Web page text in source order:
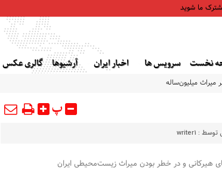
ما شوید
نخست سرویس ها اخبار ایران آرشیوها گالری عکس
میراث میلیون‌ساله
پ
توسط : writer1
و در خطر بودن میراث زیست‌محیطی ایران